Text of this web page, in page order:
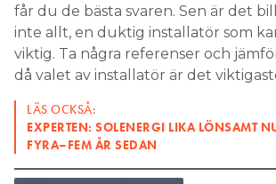
får du de bästa svaren. Sen är det
inte allt, en duktig installatör som
viktig. Ta några referenser och
då valet av installatör är det
LÄS OCKSÅ:
EXPERTEN: SOLENERGI LIKA LÖNSAMT
FYRA–FEM ÅR SEDAN